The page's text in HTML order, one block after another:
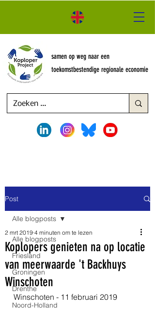
samen op weg naar een
toekomstbestendige regionale economie
Post
Alle blogposts
Friesland
Groningen
Drenthe
Noord-Holland
Alle blogposts
Koplopers genieten na op locatie
van meerwaarde 't Backhuys
Winschoten
2 mrt 2019 4 minuten om te lezen
Winschoten - 11 februari 2019